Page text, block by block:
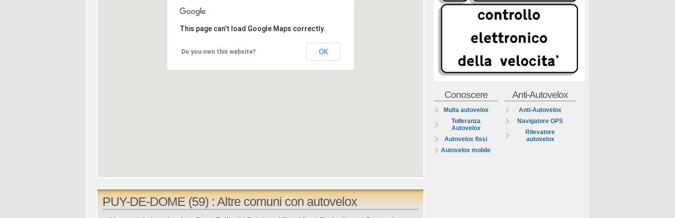
This page can't load Google Maps correctly.
Do you own this website? OK
PUY-DE-DOME (59) : Altre comuni con autovelox
Conoscere
Multa autovelox
Tolleranza
Autovelox
Autovelox fissi
Autovelox mobile
Anti-Autovelox
Anti-Autovelox
Navigatore GPS
Rilevatore
autovelox